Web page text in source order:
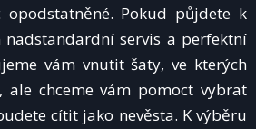
opodstatněné. Pokud půjdete k
nadstandardní servis a perfektní
vám vnutit šaty, ve kterých
ale chceme vám pomoct vybrat
cítit jako nevěsta. K výběru